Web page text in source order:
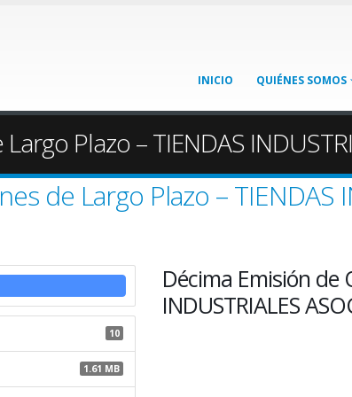
INICIO QUIÉNES SOMOS
Plazo – TIENDAS
de Largo Plazo – TIENDAS
10
1.61 MB
Décima Emisión de
INDUSTRIALES